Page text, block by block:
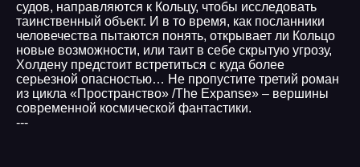
судов, направляются к Кольцу, чтобы исследовать
таинственный объект. И в то время, как посланники
человечества пытаются понять, открывает ли Кольцо
новые возможности, или таит в себе скрытую угрозу,
Холдену предстоит встретиться с куда более
серьезной опасностью… Не пропустите третий роман
из цикла «Пространство» /The Expanse» – вершины
современной космической фантастики.
---